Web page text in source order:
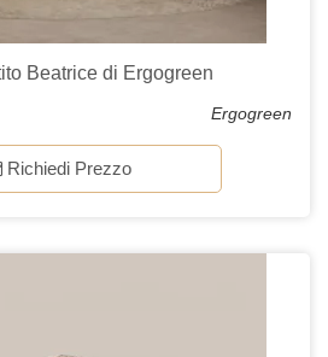
Beatrice di Ergogreen
Ergogreen
Richiedi Prezzo